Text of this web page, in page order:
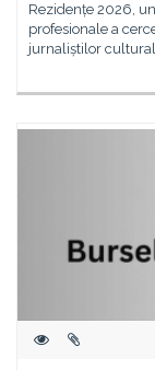
Rezidențe 2026,
profesionale a
jurnaliștilor